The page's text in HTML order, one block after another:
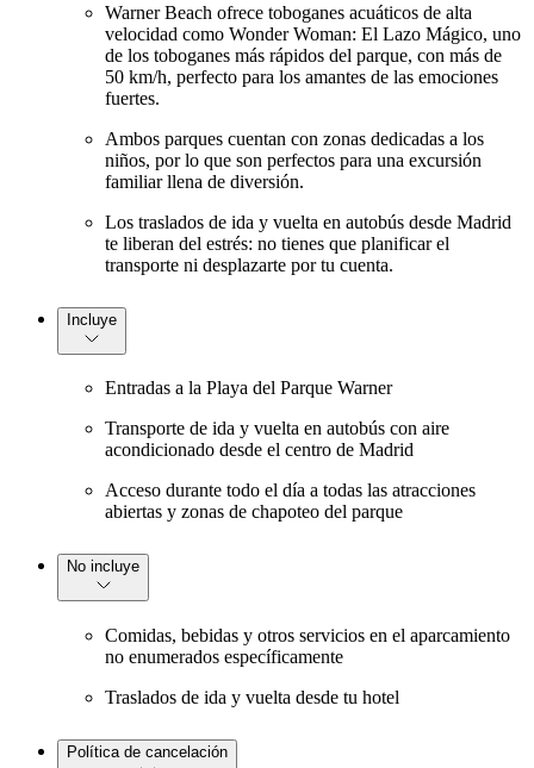
Warner Beach ofrece toboganes acuáticos de alta
velocidad como Wonder Woman: El Lazo Mágico, uno
de los toboganes más rápidos del parque, con más de
50 km/h, perfecto para los amantes de las emociones
fuertes.
Ambos parques cuentan con zonas dedicadas a los
niños, por lo que son perfectos para una excursión
familiar llena de diversión.
Los traslados de ida y vuelta en autobús desde Madrid
te liberan del estrés: no tienes que planificar el
transporte ni desplazarte por tu cuenta.
Incluye
Entradas a la Playa del Parque Warner
Transporte de ida y vuelta en autobús con aire
acondicionado desde el centro de Madrid
Acceso durante todo el día a todas las atracciones
abiertas y zonas de chapoteo del parque
No incluye
Comidas, bebidas y otros servicios en el aparcamiento
no enumerados específicamente
Traslados de ida y vuelta desde tu hotel
Política de cancelación